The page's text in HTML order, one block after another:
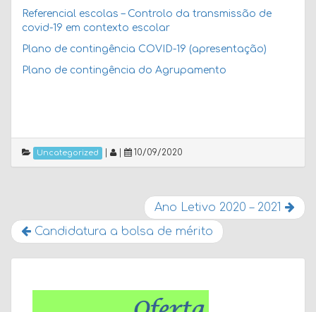
Referencial escolas – Controlo da transmissão de
covid-19 em contexto escolar
Plano de contingência COVID-19 (apresentação)
Plano de contingência do Agrupamento
Uncategorized 10/09/2020
Ano Letivo 2020 – 2021
Candidatura a bolsa de mérito